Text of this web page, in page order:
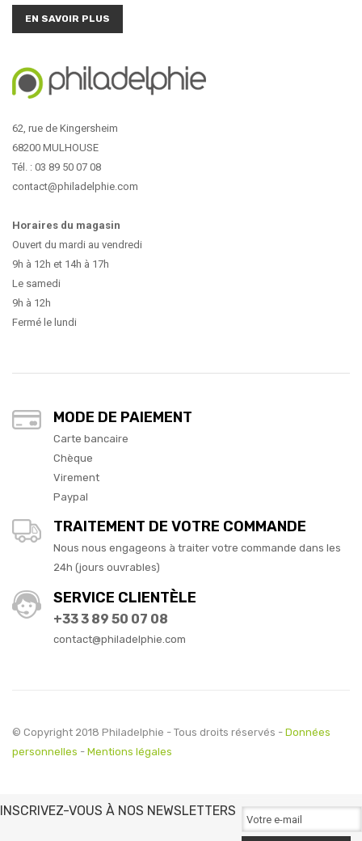
EN SAVOIR PLUS
62, rue de Kingersheim
68200 MULHOUSE
Tél. : 03 89 50 07 08
contact@philadelphie.com
Horaires du magasin
Ouvert du mardi au vendredi
9h à 12h et 14h à 17h
Le samedi
9h à 12h
Fermé le lundi
MODE DE PAIEMENT
Carte bancaire
Chèque
Virement
Paypal
TRAITEMENT DE VOTRE COMMANDE
Nous nous engageons à traiter votre commande dans les
24h (jours ouvrables)
SERVICE CLIENTÈLE
+33 3 89 50 07 08
contact@philadelphie.com
© Copyright 2018 Philadelphie - Tous droits réservés - Données
personnelles - Mentions légales
INSCRIVEZ-VOUS À NOS NEWSLETTERS